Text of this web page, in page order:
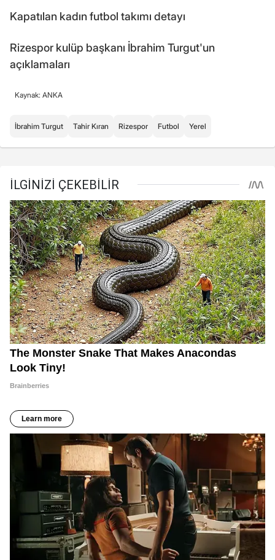
Kapatılan kadın futbol takımı detayı
Rizespor kulüp başkanı İbrahim Turgut'un
açıklamaları
Kaynak: ANKA
İbrahim Turgut Tahir Kıran Rizespor Futbol Yerel